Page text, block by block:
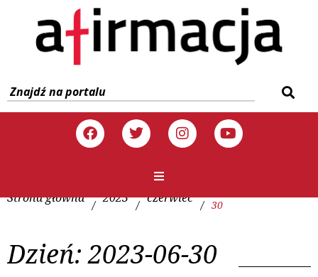
Strona główna / 2023 / czerwiec / 30
Dzień:2023-06-30